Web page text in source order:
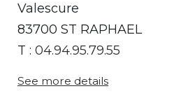
Valescure
83700 ST RAPHAEL
T : 04.94.95.79.55
See more details